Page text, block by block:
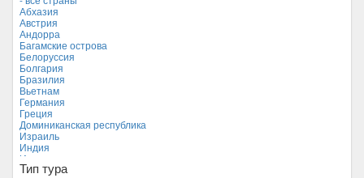
Абхазия
Австрия
Андорра
Багамские острова
Белоруссия
Болгария
Бразилия
Вьетнам
Германия
Греция
Доминиканская республика
Израиль
Индия
Индонезия
Иордания
Тип тура